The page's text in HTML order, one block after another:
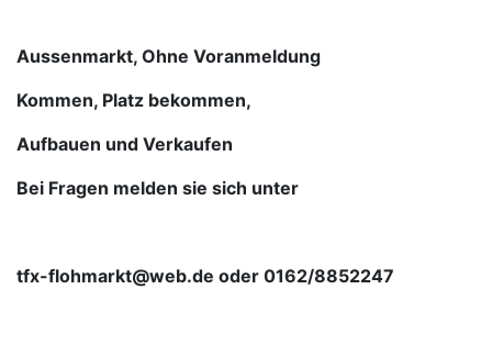
Aussenmarkt, Ohne Voranmeldung
Kommen, Platz bekommen,
Aufbauen und Verkaufen
Bei Fragen melden sie sich unter
tfx-flohmarkt@web.de oder 0162/8852247